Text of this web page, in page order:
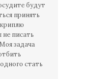
будут
принять
не писать
задача
стать